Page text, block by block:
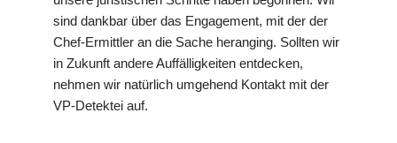
sind dankbar über das Engagement, mit der der
Chef-Ermittler an die Sache heranging. Sollten wir
in Zukunft andere Auffälligkeiten entdecken,
nehmen wir natürlich umgehend Kontakt mit der
VP-Detektei auf.